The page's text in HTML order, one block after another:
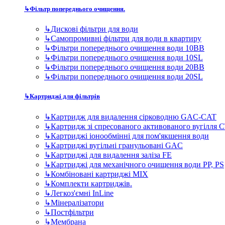
↳Картридж для видалення сірководню GAC-CAT
↳ Картриджі іонообмінні для пом'якшення води
↳Картриджі вугільні гранульовані GAC
↳Картриджі для видалення заліза FE
↳Картриджі для механічного очищення води PP, PS
↳Комбіновані картриджі MIX
↳Комплекти картриджів.
↳Мінералізатори
↳ Мембрана
Комплектуючі для фільтрів
↳TDS метри - контроль якості води в домашніх
↳Баки (гідроакумулятори) для систем зворотного
↳Крани чистої води для зворотних осмосів
↳Помпи підвищення тиску для систем зворотного
↳ Фітинги та запчастини до фільтрів для води
↳Ультрафіолетові лампи для очищення води в
Фільтри для дому та котеджу